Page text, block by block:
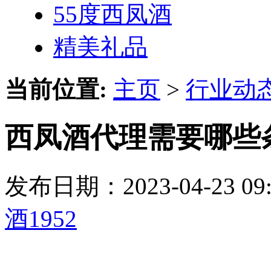
55度西凤酒
精美礼品
当前位置: 主页 > 行业动
西凤酒代理需要哪些
发布日期：2023-04-23
酒1952